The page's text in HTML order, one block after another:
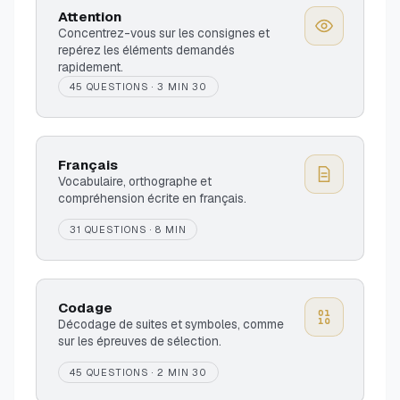
Codage
Décodage de suites et symboles, comme
sur les épreuves de sélection.
45 QUESTIONS · 2 MIN 30
Attention
Concentrez-vous sur les consignes et
repérez les éléments demandés
rapidement.
45 QUESTIONS · 3 MIN 30
Français
Vocabulaire, orthographe et
compréhension écrite en français.
31 QUESTIONS · 8 MIN